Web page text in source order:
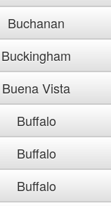
Buchanan
Buckingham
Buena Vista
Buffalo
Buffalo
Buffalo